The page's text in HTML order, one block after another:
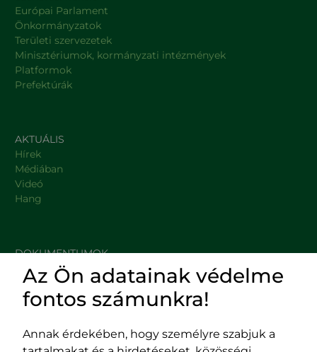
Európai Parlament
Önkormányzatok
Területi szervezetek
Minisztériumok, kormányzati intézmények
Platformok
Prefektúrák
AKTUÁLIS
Hírek
Médiában
Videó
Hang
DOKUMENTUMOK
HASZNOS LINKEK
Az Ön adatainak védelme
fontos számunkra!
Annak érdekében, hogy személyre szabjuk a